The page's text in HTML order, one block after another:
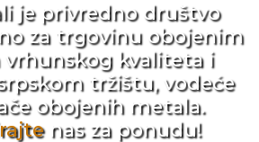
je privredno društvo
za trgovinu obojenim
kvaliteta i
tržištu, vodeće
obojenih metala.
nas za ponudu!